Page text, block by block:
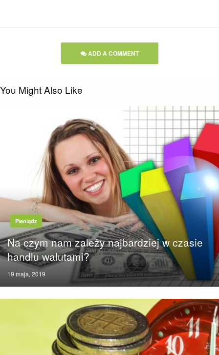
ADD A COMMENT
You Might Also Like
Pieniądz
Na czym nam zależy najbardziej w czasie
handlu walutami?
Posted
on
19 maja, 2019